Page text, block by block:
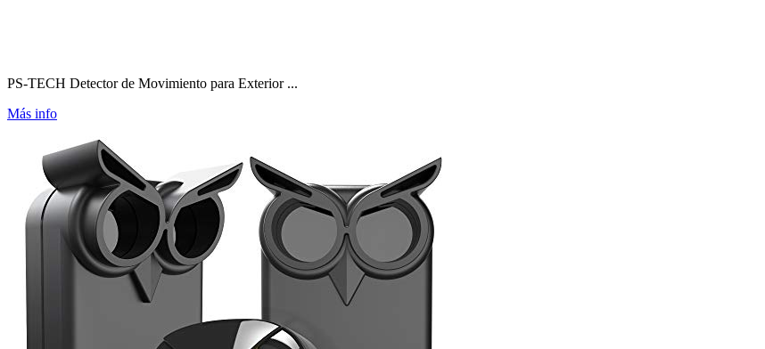
PS-TECH Detector de Movimiento para Exterior ...
Más info